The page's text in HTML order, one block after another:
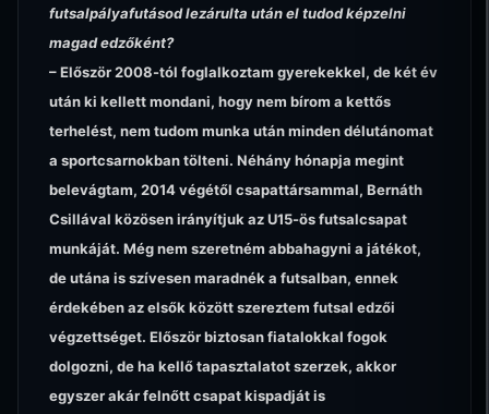
futsalpályafutásod lezárulta után el tudod képzelni
magad edzőként?
– Először 2008-tól foglalkoztam gyerekekkel, de két év
után ki kellett mondani, hogy nem bírom a kettős
terhelést, nem tudom munka után minden délutánomat
a sportcsarnokban tölteni. Néhány hónapja megint
belevágtam, 2014 végétől csapattársammal, Bernáth
Csillával közösen irányítjuk az U15-ös futsalcsapat
munkáját. Még nem szeretném abbahagyni a játékot,
de utána is szívesen maradnék a futsalban, ennek
érdekében az elsők között szereztem futsal edzői
végzettséget. Először biztosan fiatalokkal fogok
dolgozni, de ha kellő tapasztalatot szerzek, akkor
egyszer akár felnőtt csapat kispadját is